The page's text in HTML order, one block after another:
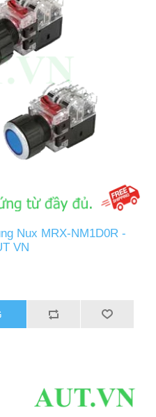
Nux MRX-NM1D0R -
VN